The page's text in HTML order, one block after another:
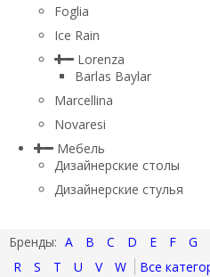
Foglia
Ice Rain
Lorenza
Barlas Baylar
Marcellina
Novaresi
Мебель
Дизайнерские столы
Дизайнерские стулья
A B C D E F G
R
S T U V W
Все